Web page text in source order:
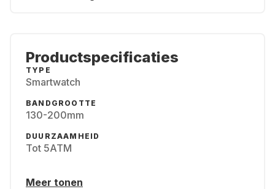
Productspecificaties
TYPE
Smartwatch
BANDGROOTTE
130-200mm
DUURZAAMHEID
Tot 5ATM
Meer tonen